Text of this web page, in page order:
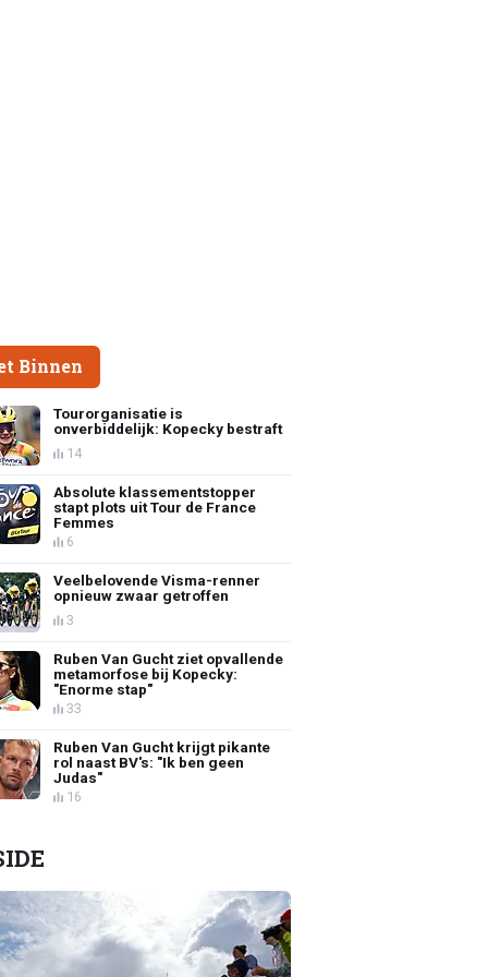
Binnen
Tourorganisatie is
onverbiddelijk: Kopecky bestraft
14
Absolute klassementstopper
stapt plots uit Tour de France
Femmes
6
Veelbelovende Visma-renner
opnieuw zwaar getroffen
3
Ruben Van Gucht ziet opvallende
metamorfose bij Kopecky:
"Enorme stap"
33
Ruben Van Gucht krijgt pikante
rol naast BV's: "Ik ben geen
Judas"
16